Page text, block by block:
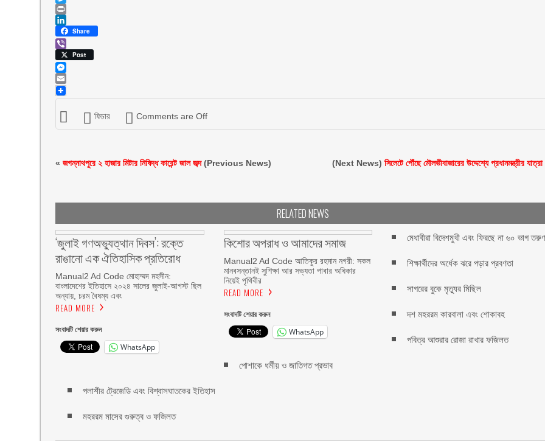
Twitter
Print
LinkedIn
Share
ViberPost
Messenger
Email
ফিচার Comments are Off
«জগন্নাথপুরে ২ হাজার মিটার নিষিদ্ধ কারেন্ট জাল জব্দ(Previous News) (Next News)সিলেটে পৌঁছে মৌলভীবাজারের উদ্দেশ্যে প্রধানমন্ত্রীর যাত্রা
RELATED NEWS
‘জুলাই গণঅভ্যুত্থান দিবস’: রক্তে
রাঙানো এক ঐতিহাসিক প্রতিরোধ
Manual2 Ad Code মোহাম্মদ মহসীন:
বাংলাদেশের ইতিহাসে ২০২৪ সালের জুলাই-আগস্ট ছিল
অন্যায়, চরম বৈষম্য এবং
READ MORE
সংবাদটি শেয়ার করুন
WhatsApp
কিশোর অপরাধ ও আমাদের সমাজ
Manual2 Ad Code আতিকুর রহমান নগরী: সকল
মানবসন্তানই সুশিক্ষা আর সভ্যতা পাবার অধিকার
নিয়েই পৃথিবীর
READ MORE
সংবাদটি শেয়ার করুন
WhatsApp
মেধাবীরা বিদেশমুখী এবং ফিরছে না ৬০ ভাগ
শিক্ষার্থীদের অর্ধেক ঝরে পড়ার প্রবণতা
সাগরের বুকে মৃত্যুর মিছিল
দশ মহররম কারবালা এবং শোকাবহ
পবিত্র আশুরার রোজা রাখার ফজিলত
পোশাকে ধর্মীয় ও জাতিগত প্রভাব
পলাশীর ট্রেজেডি এবং বিশ্বাসঘাতকের ইতিহাস
মহররম মাসের গুরুত্ব ও ফজিলত